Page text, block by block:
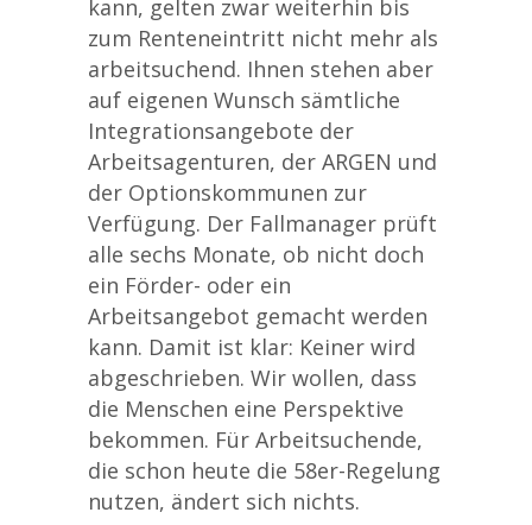
kann, gelten zwar weiterhin bis
zum Renteneintritt nicht mehr als
arbeitsuchend. Ihnen stehen aber
auf eigenen Wunsch sämtliche
Integrationsangebote der
Arbeitsagenturen, der ARGEN und
der Optionskommunen zur
Verfügung. Der Fallmanager prüft
alle sechs Monate, ob nicht doch
ein Förder- oder ein
Arbeitsangebot gemacht werden
kann. Damit ist klar: Keiner wird
abgeschrieben. Wir wollen, dass
die Menschen eine Perspektive
bekommen. Für Arbeitsuchende,
die schon heute die 58er-Regelung
nutzen, ändert sich nichts.